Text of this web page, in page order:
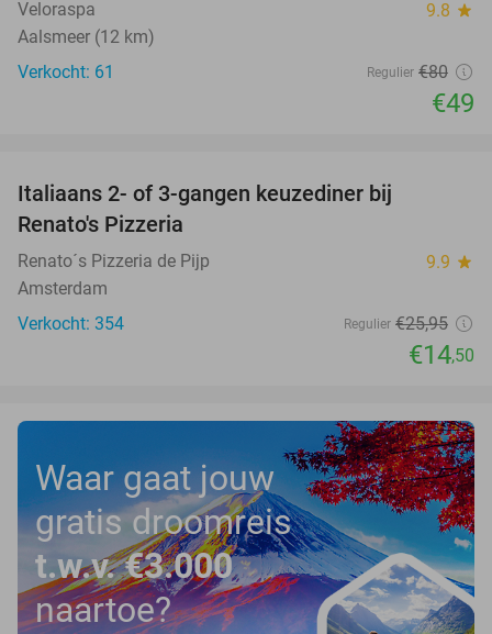
Veloraspa 9.8 star
Aalsmeer (12 km)
Verkocht: 61
Regulier €80
€49
Italiaans 2- of 3-gangen keuzediner bij
Renato's Pizzeria
Renato´s Pizzeria de Pijp 9.9 star
Amsterdam
Verkocht: 354
Regulier €25,95
€14,50
Waar gaat jouw
gratis droomreis
t.w.v. €3.000
naartoe?